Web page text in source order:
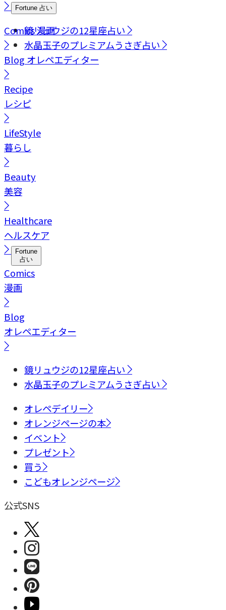
Fortune 占い
鏡リュウジの12星座占い
水晶玉子のプレミアムうさぎ占い
Comics漫画
Blog オレペエディター
Recipe
レシピ
LifeStyle
暮らし
Beauty
美容
Healthcare
ヘルスケア
Fortune
占い
Comics
漫画
Blog
オレペエディター
鏡リュウジの12星座占い
水晶玉子のプレミアムうさぎ占い
オレペデイリー
オレンジページの本
イベント
プレゼント
買う
こどもオレンジページ
公式SNS